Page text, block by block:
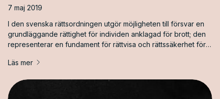
7 maj 2019
I den svenska rättsordningen utgör möjligheten till försvar en
grundläggande rättighet för individen anklagad för brott; den
representerar en fundament för rättvisa och rättssäkerhet för
Läs mer